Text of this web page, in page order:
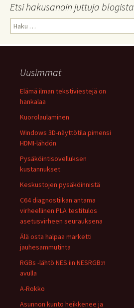
Etsi hakusanoin juttuja blogista
Haku:
Uusimmat
Elämä ilman tekstiviestejä on
hankalaa
Kuorolaulaminen
Windows 3D-näyttötila pimensi
HDMI-lähdön
Pysäköintisovelluksen
kustannukset
Keskustojen pysäköinnistä
C64 diagnostiikan antama
virheellinen PLA testitulos
asetusvirheen seurauksena
Älä osta halpaa marketti
jauhesammutinta
RGBs -lähtö NES:iin NESRGB:n
avulla
A-Rokko
Asunnon kunto heikkenee ja